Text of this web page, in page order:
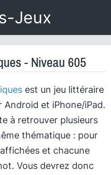
Jeux
- Niveau 605
est un jeu littéraire
Android et iPhone/iPad.
à retrouver plusieurs
thématique : pour
et chacune
Vous devrez donc